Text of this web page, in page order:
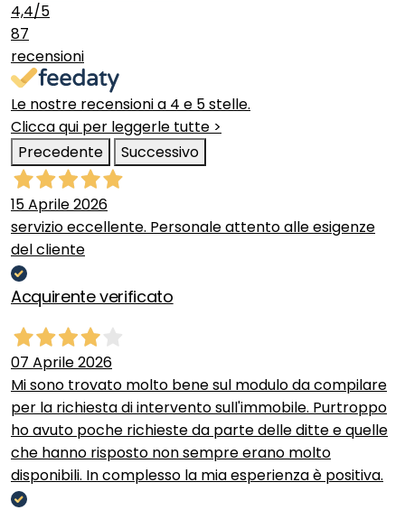
4,4/5
87
recensioni
Le nostre recensioni a 4 e 5 stelle.
Clicca qui per leggerle tutte >
Precedente
Successivo
15 Aprile 2026
servizio eccellente. Personale attento alle esigenze
del cliente
Acquirente verificato
07 Aprile 2026
Mi sono trovato molto bene sul modulo da compilare
per la richiesta di intervento sull'immobile. Purtroppo
ho avuto poche richieste da parte delle ditte e quelle
che hanno risposto non sempre erano molto
disponibili. In complesso la mia esperienza è positiva.